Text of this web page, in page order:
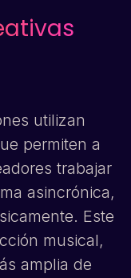
utilizan
permiten a
trabajar
asincrónica,
Este
musical,
amplia de